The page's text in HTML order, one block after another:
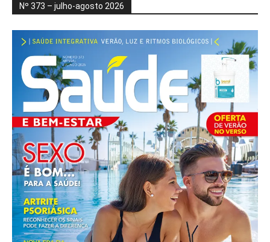
Nº 373 – julho-agosto 2026